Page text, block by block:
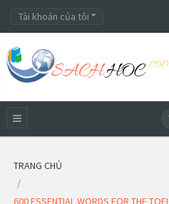
Tài khoản của tôi
TRANG CHỦ
600 ESSENTIAL WORDS FOR THE